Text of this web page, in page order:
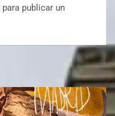
para publicar un